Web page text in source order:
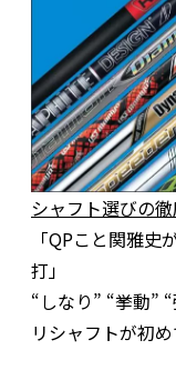
シャフト選びの
「QPこと関雅
打」
“しなり” “挙動”
リシャフトが初